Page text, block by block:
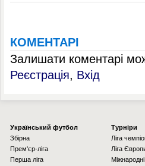
КОМЕНТАРІ
Залишати коментарі
Реєстрація, Вхід
Українcький футбол
Збірна
Прем'єр-ліга
Перша ліга
Турніри
Ліга
Ліга
Міжнародні